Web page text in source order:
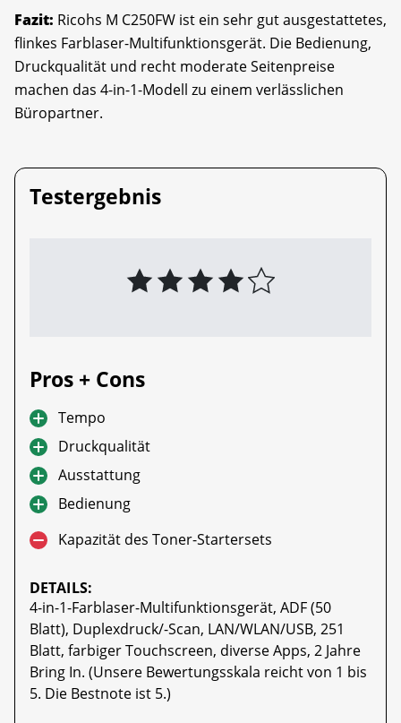
Fazit: Ricohs M C250FW ist ein sehr gut ausgestattetes,
flinkes Farblaser-Multifunktionsgerät. Die Bedienung,
Druckqualität und recht moderate Seitenpreise
machen das 4-in-1-Modell zu einem verlässlichen
Büropartner.
Testergebnis
Pros + Cons
Tempo
Druckqualität
Ausstattung
Bedienung
Kapazität des Toner-Startersets
DETAILS:
4-in-1-Farblaser-Multifunktionsgerät, ADF (50
Blatt), Duplexdruck/-Scan, LAN/WLAN/USB, 251
Blatt, farbiger Touchscreen, diverse Apps, 2 Jahre
Bring In. (Unsere Bewertungsskala reicht von 1 bis
5. Die Bestnote ist 5.)